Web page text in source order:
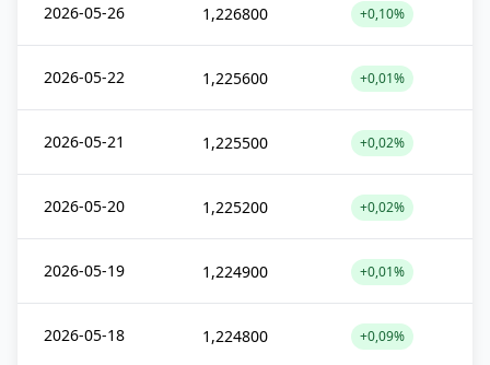
2026-05-26 1,226800 +0,10%
2026-05-22 1,225600 +0,01%
2026-05-21 1,225500 +0,02%
2026-05-20 1,225200 +0,02%
2026-05-19 1,224900 +0,01%
2026-05-18 1,224800 +0,09%